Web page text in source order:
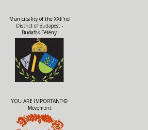
Municipality of the XXII'nd
District of Budapest -
Budafok-Tétény
YOU ARE IMPORTANT!©
Movement